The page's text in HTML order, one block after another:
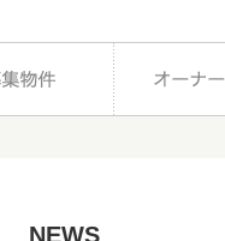
NEWS